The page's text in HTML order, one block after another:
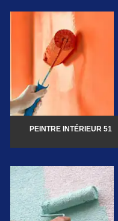
PEINTRE INTÉRIEUR 51